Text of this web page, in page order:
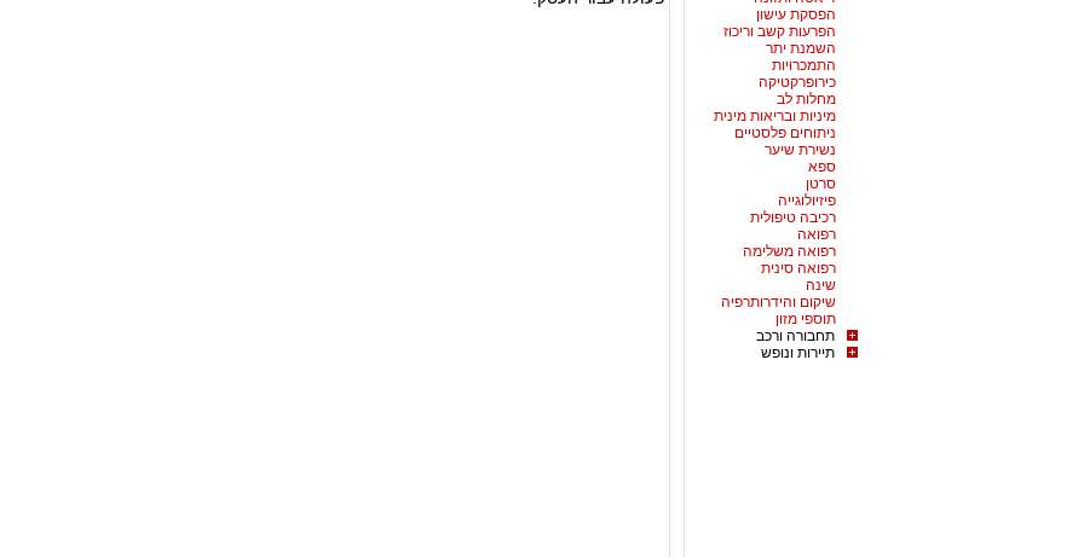
הפסקת עישון
הפרעות קשב וריכוז
השמנת יתר
התמכרויות
כירופרקטיקה
מחלות לב
מיניות ובריאות מינית
ניתוחים פלסטיים
נשירת שיער
ספא
סרטן
פיזיולוגייה
רכיבה טיפולית
רפואה
רפואה משלימה
רפואה סינית
שינה
שיקום והידרותרפיה
תוספי מזון
תחבורה ורכב
תיירות ונופש